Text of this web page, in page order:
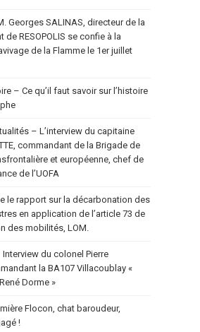
Georges SALINAS, directeur de la
de RESOPOLIS se confie à la
de la Flamme le 1er juillet
– Ce qu’il faut savoir sur l’histoire
– L’interview du capitaine
commandant de la Brigade de
et européenne, chef de
de l’UOFA
le rapport sur la décarbonation des
en application de l’article 73 de
des mobilités, LOM.
du colonel Pierre
la BA107 Villacoublay «
Dorme »
Flocon, chat baroudeur,
!